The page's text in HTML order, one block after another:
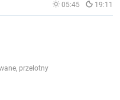
05:45 19:11
przelotny